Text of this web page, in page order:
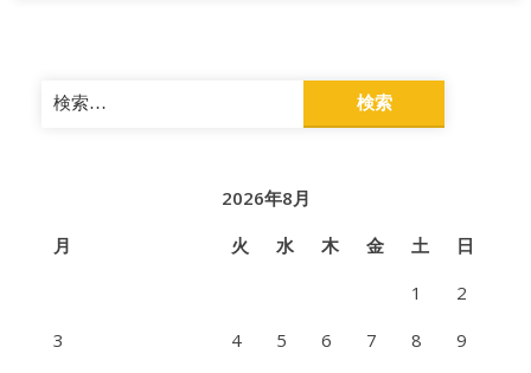
検
索:
2026年8月
月
火 水 木 金 土
日
1
2
3
4 5 6 7 8
9